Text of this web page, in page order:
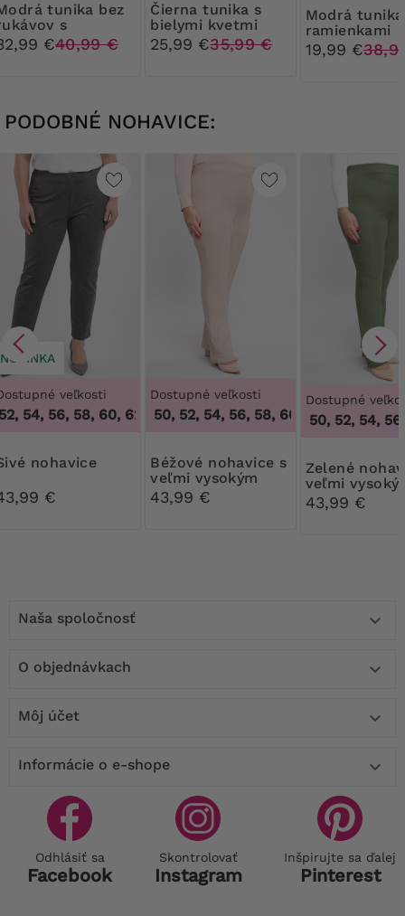
bez
s
€40,99 €
Čierna tunika s
bielymi kvetmi
25,99 €35,99 €
Modrá tunika s
ramienkami
19,99 €
PODOBNÉ NOHAVICE:
NOVINKA
veľkosti
54, 56, 58, 60, 62, 64,48, 50, 52, 54, 56, 58, 60, 62, 64
Sivé nohavice
€
Dostupné veľkosti
46, 48, 50, 52, 54, 56, 58, 60, 62, 64, 46,
Béžové nohavice s
veľmi vysokým
pásom
43,99 €
Dostupné
46, 48, 50, 52, 54,
Zelené nohavice s
veľmi
pásom
43,99 €
Naša spoločnosť 
O objednávkach 
Môj účet 
Informácie o e-shope 
Odhlásiť sa
Facebook
Skontrolovať
Instagram
Inšpirujte sa ďalej
Pinterest